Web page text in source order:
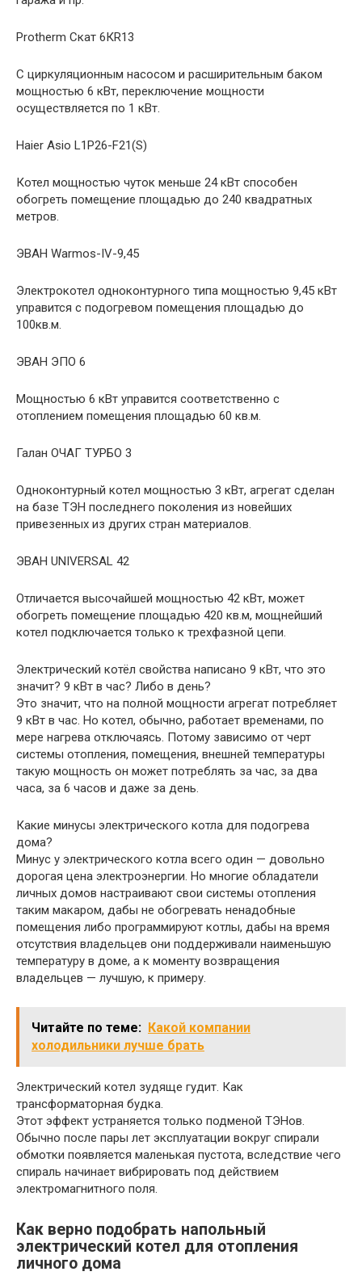
Protherm Скат 6КR13
С циркуляционным насосом и расширительным баком
мощностью 6 кВт, переключение мощности
осуществляется по 1 кВт.
Haier Asio L1P26-F21(S)
Котел мощностью чуток меньше 24 кВт способен
обогреть помещение площадью до 240 квадратных
метров.
ЭВАН Warmos-IV-9,45
Электрокотел одноконтурного типа мощностью 9,45 кВт
управится с подогревом помещения площадью до
100кв.м.
ЭВАН ЭПО 6
Мощностью 6 кВт управится соответственно с
отоплением помещения площадью 60 кв.м.
Галан ОЧАГ ТУРБО 3
Одноконтурный котел мощностью 3 кВт, агрегат сделан
на базе ТЭН последнего поколения из новейших
привезенных из других стран материалов.
ЭВАН UNIVERSAL 42
Отличается высочайшей мощностью 42 кВт, может
обогреть помещение площадью 420 кв.м, мощнейший
котел подключается только к трехфазной цепи.
Электрический котёл свойства написано 9 кВт, что это
значит? 9 кВт в час? Либо в день?
Это значит, что на полной мощности агрегат потребляет
9 кВт в час. Но котел, обычно, работает временами, по
мере нагрева отключаясь. Потому зависимо от черт
системы отопления, помещения, внешней температуры
такую мощность он может потреблять за час, за два
часа, за 6 часов и даже за день.
Какие минусы электрического котла для подогрева
дома?
Минус у электрического котла всего один — довольно
дорогая цена электроэнергии. Но многие обладатели
личных домов настраивают свои системы отопления
таким макаром, дабы не обогревать ненадобные
помещения либо программируют котлы, дабы на время
отсутствия владельцев они поддерживали наименьшую
температуру в доме, а к моменту возвращения
владельцев — лучшую, к примеру.
Читайте по теме: Какой компании
холодильники лучше брать
Электрический котел зудяще гудит. Как
трансформаторная будка.
Этот эффект устраняется только подменой ТЭНов.
Обычно после пары лет эксплуатации вокруг спирали
обмотки появляется маленькая пустота, вследствие чего
спираль начинает вибрировать под действием
электромагнитного поля.
Как верно подобрать напольный
электрический котел для отопления
личного дома